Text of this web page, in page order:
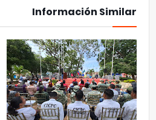
Información Similar